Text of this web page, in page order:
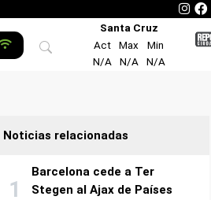
Santa Cruz
Act
Max
Min
N/A
N/A N/A
Noticias relacionadas
Barcelona cede a Ter
Stegen al Ajax de Países